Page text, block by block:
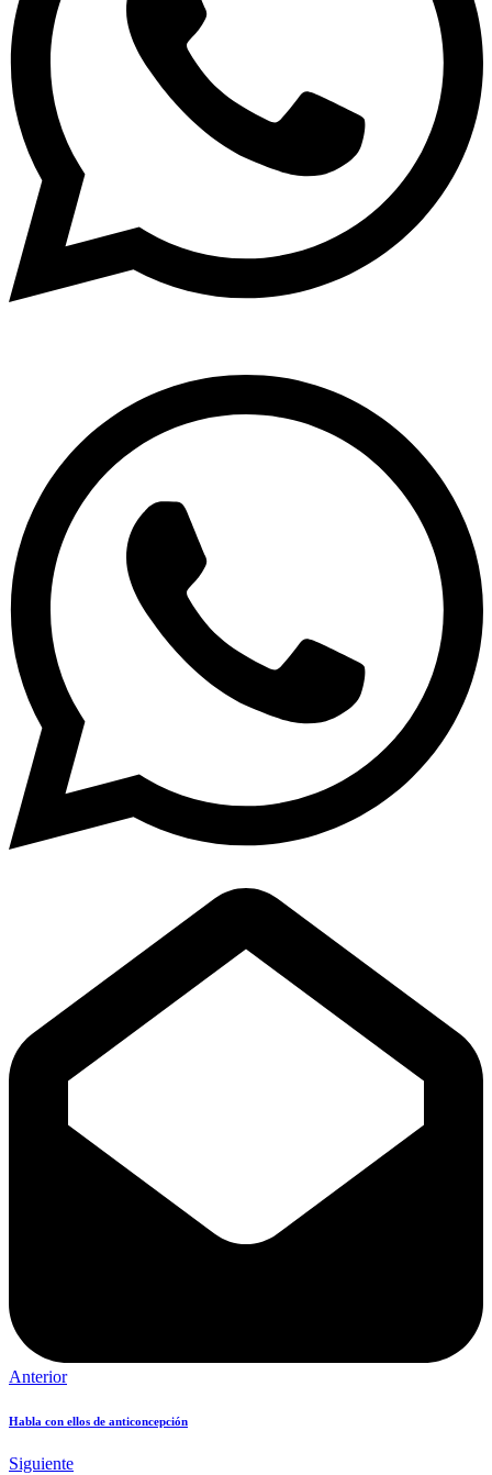
Anterior
Habla con ellos de anticoncepción
Siguiente